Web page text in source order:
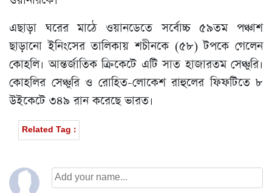
এছাড়া ঘরের মাঠে ওয়ানডেতে সর্বোচ্চ ৫৯তম পঞ্চাশ
ছাড়ানো ইনিংসের তালিকায় শচীনকে (৫৮) টপকে গেলেন
কোহলি। আন্তর্জাতিক ক্রিকেটে এটি সাত হাজারতম সেঞ্চুরি।
কোহলির সেঞ্চুরি ও রোহিত-লোকেশ রাহুলের ফিফটিতে ৮
উইকেটে ৩৪৯ রান করেছে ভারত।
Related Tag :